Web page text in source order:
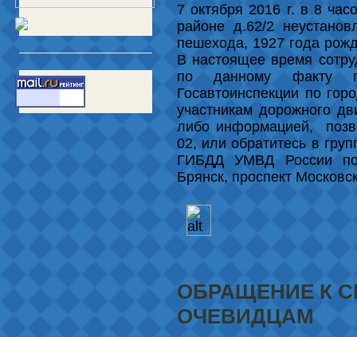
7 октября 2016 г. в 8
районе д.62/2
пешехода, 1927 года
В настоящее время
по данному факту
Госавтоинспекции по
участникам дорожного
либо информацией,
02, или обратитесь в
ГИБДД УМВД России по
Брянск, проспект
ОБРАЩЕНИЕ К
ОЧЕВИДЦАМ